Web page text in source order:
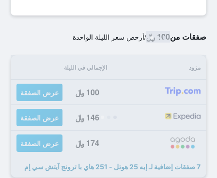
صفقات من100 ﷼ /أرخص سعر الليلة الواحدة
مزود الإجمالي في الليلة
100 ﷼ عرض الصفقة
146 ﷼ عرض الصفقة
174 ﷼ عرض الصفقة
7 صفقات إضافية لـ إيه 25 هوتل - 251 هاي با ترونج آيتش سي إم